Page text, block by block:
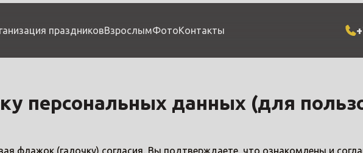
праздниковВзрослымФотоКонтакты
персональных данных (для
флажок (галочку) согласия, Вы подтверждаете, что ознакомлены и